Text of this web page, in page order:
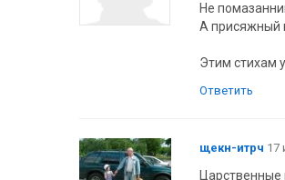
Не
А присяжный
Этим стихам
Ответить
щекн-итрч 17
Царственные